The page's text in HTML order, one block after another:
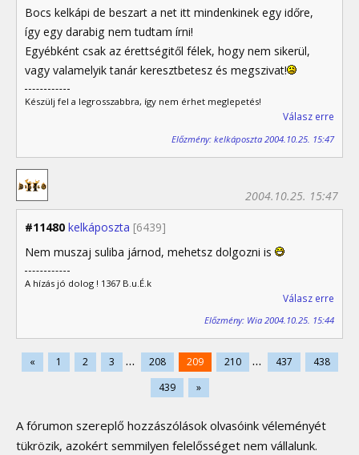
Bocs kelkápi de beszart a net itt mindenkinek egy időre,
így egy darabig nem tudtam írni!
Egyébként csak az érettségitől félek, hogy nem sikerül,
vagy valamelyik tanár keresztbetesz és megszivat!
Készülj fel a legrosszabbra, így nem érhet meglepetés!
Válasz erre
Előzmény: kelkáposzta 2004.10.25. 15:47
#11480 kelkáposzta [6439]
2004.10.25. 15:47
Nem muszaj suliba járnod, mehetsz dolgozni is
A hízás jó dolog ! 1367 B.u.É.k
Válasz erre
Előzmény: Wia 2004.10.25. 15:44
« 1 2 3 ... 208 209 210 ... 437
438
439
»
A fórumon szereplő hozzászólások olvasóink véleményét
tükrözik, azokért semmilyen felelősséget nem vállalunk.